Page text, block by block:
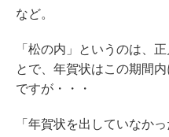
など。
「松の内」というのは、
とで、年賀状はこの期間
ですが・・・
「年賀状を出していなか